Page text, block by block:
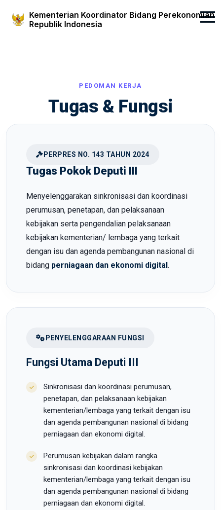
Kementerian Koordinator Bidang Perekonomian
Republik Indonesia
PEDOMAN KERJA
Tugas & Fungsi
PERPRES NO. 143 TAHUN 2024
Tugas Pokok Deputi III
Menyelenggarakan sinkronisasi dan koordinasi
perumusan, penetapan, dan pelaksanaan
kebijakan serta pengendalian pelaksanaan
kebijakan kementerian/ lembaga yang terkait
dengan isu dan agenda pembangunan nasional di
bidang perniagaan dan ekonomi digital.
PENYELENGGARAAN FUNGSI
Fungsi Utama Deputi III
Sinkronisasi dan koordinasi perumusan,
penetapan, dan pelaksanaan kebijakan
kementerian/lembaga yang terkait dengan isu
dan agenda pembangunan nasional di bidang
perniagaan dan ekonomi digital.
Perumusan kebijakan dalam rangka
sinkronisasi dan koordinasi kebijakan
kementerian/lembaga yang terkait dengan isu
dan agenda pembangunan nasional di bidang
perniagaan dan ekonomi digital.